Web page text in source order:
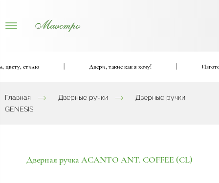
стилю Двери, такие как я хочу!
Главная Дверные ручки
Дверные ручки
GENESIS
Дверная ручка ACANTO ANT. COFFEE (CL)